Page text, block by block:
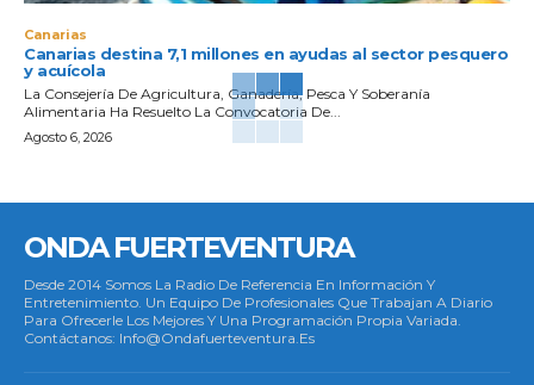
Canarias
Canarias destina 7,1 millones en ayudas al sector pesquero
y acuícola
La Consejería De Agricultura, Ganadería, Pesca Y Soberanía
Alimentaria Ha Resuelto La Convocatoria De...
Agosto 6, 2026
ONDA FUERTEVENTURA
Desde 2014 Somos La Radio De Referencia En Información Y
Entretenimiento. Un Equipo De Profesionales Que Trabajan A Diario
Para Ofrecerle Los Mejores Y Una Programación Propia Variada.
Contáctanos: Info@ondafuerteventura.es